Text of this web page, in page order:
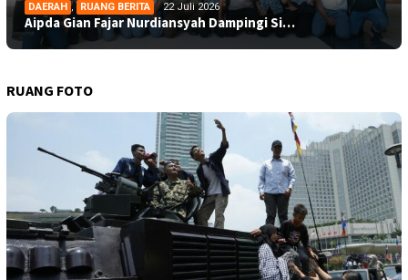
DAERAH , RUANG BERITA 22 Juli 2026
Aipda Gian Fajar Nurdiansyah Dampingi Si…
RUANG FOTO